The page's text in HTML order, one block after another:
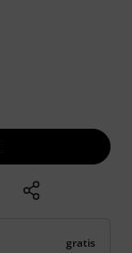
gratis